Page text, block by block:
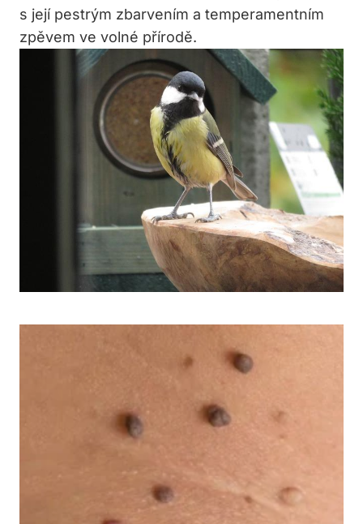
s její pestrým zbarvením a temperamentním
zpěvem ve volné přírodě.